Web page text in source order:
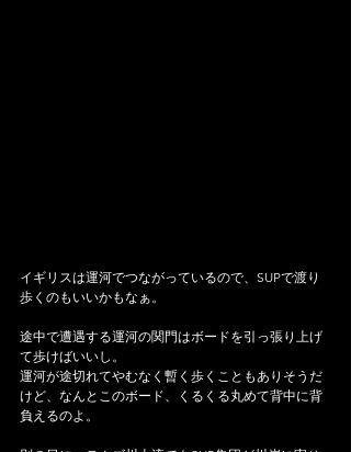
イギリスは運河でつながっているので、SUPで渡り
歩くのもいいかもなぁ。
途中で遭遇する運河の関門はボードを引っ張り上げ
て歩けばいいし。
運河が途切れてやむなく暫く歩くこともありそうだ
けど、なんとこのボード、くるくる丸めて背中に背
負えるのよ。